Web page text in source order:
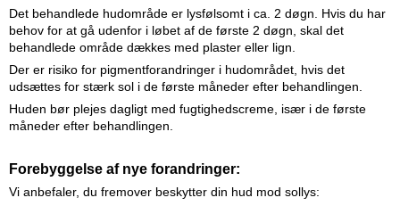
Det behandlede hudområde er lysfølsomt i ca. 2 døgn. Hvis du har
behov for at gå udenfor i løbet af de første 2 døgn, skal det
behandlede område dækkes med plaster eller lign.
Der er risiko for pigmentforandringer i hudområdet, hvis det
udsættes for stærk sol i de første måneder efter behandlingen.
Huden bør plejes dagligt med fugtighedscreme, især i de første
måneder efter behandlingen.
Forebyggelse af nye forandringer:
Vi anbefaler, du fremover beskytter din hud mod sollys: